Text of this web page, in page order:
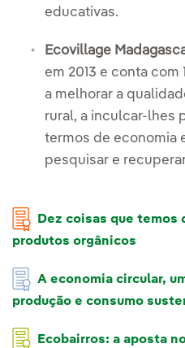
educativas.
Ecovillage
em 2013 e conta com
a melhorar a
rural, a inculcar-lhes
termos de economia
pesquisar e
Dez coisas que temos
produtos orgânicos
A economia circular,
produção e consumo
Ecobairros: a aposta